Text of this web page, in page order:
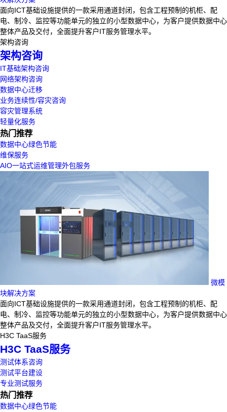
面向ICT基础设施提供的一款采用通道封闭，包含工程预制的机柜、配
电、制冷、监控等功能单元的独立的小型数据中心，为客户提供数据中心
整体产品及交付，全面提升客户IT服务管理水平。
架构咨询
架构咨询
IT基础架构咨询
网络架构咨询
数据中心迁移
业务连续性/容灾咨询
容灾管理系统
轻量化服务
热门推荐
数据中心绿色节能
维保服务
AIO一站式运维管理外包服务
微模
块解决方案
面向ICT基础设施提供的一款采用通道封闭，包含工程预制的机柜、配
电、制冷、监控等功能单元的独立的小型数据中心，为客户提供数据中心
整体产品及交付，全面提升客户IT服务管理水平。
H3C TaaS服务
H3C TaaS服务
测试体系咨询
测试平台建设
专业测试服务
热门推荐
数据中心绿色节能